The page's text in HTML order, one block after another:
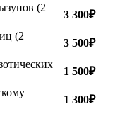
(2
3 300₽
(2
3 500₽
1 500₽
1 300₽